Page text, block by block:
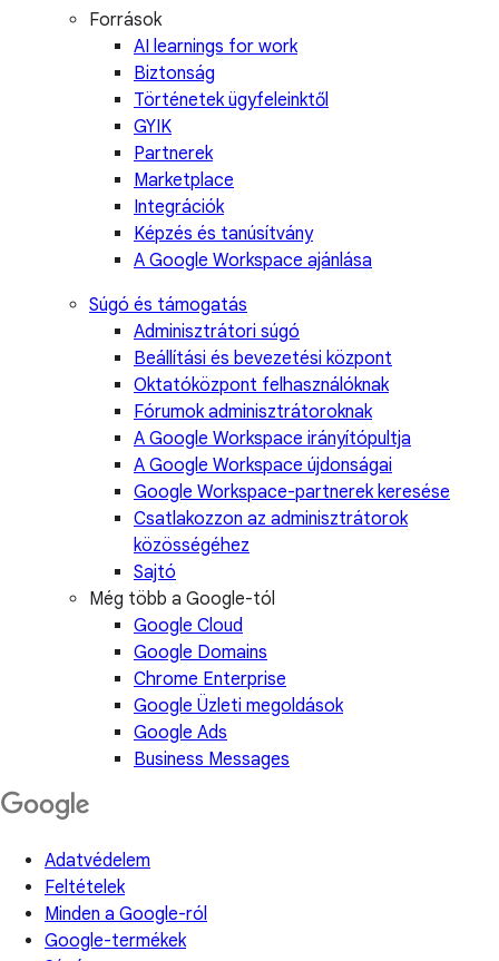
Források
AI learnings for work
Biztonság
Történetek ügyfeleinktől
GYIK
Partnerek
Marketplace
Integrációk
Képzés és tanúsítvány
A Google Workspace ajánlása
Súgó és támogatás
Adminisztrátori súgó
Beállítási és bevezetési központ
Oktatóközpont felhasználóknak
Fórumok adminisztrátoroknak
A Google Workspace irányítópultja
A Google Workspace újdonságai
Google Workspace-partnerek keresése
Csatlakozzon az adminisztrátorok
közösségéhez
Sajtó
Még több a Google-tól
Google Cloud
Google Domains
Chrome Enterprise
Google Üzleti megoldások
Google Ads
Business Messages
Adatvédelem
Feltételek
Minden a Google-ról
Google-termékek